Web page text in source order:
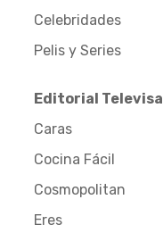
Celebridades
Pelis y Series
Editorial Televisa
Caras
Cocina Fácil
Cosmopolitan
Eres